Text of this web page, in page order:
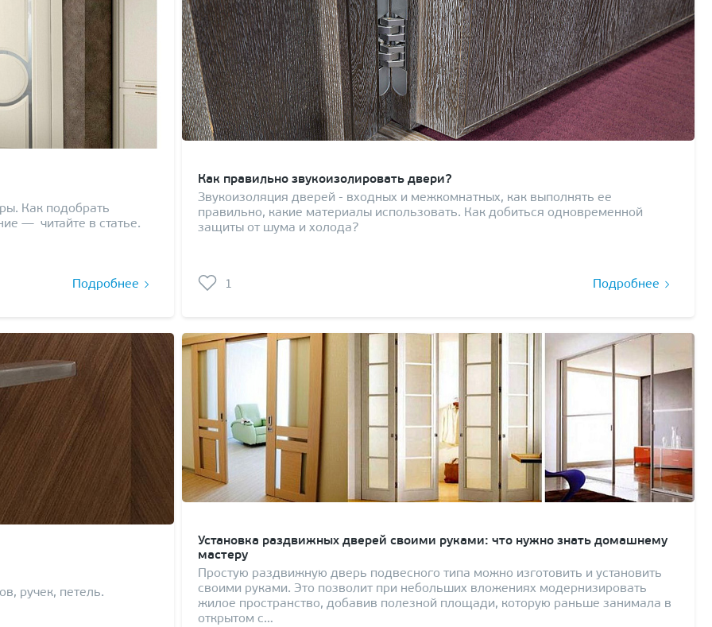
Как подобрать
— читайте в статье.
Подробнее
Как правильно звукоизолировать двери?
Звукоизоляция дверей - входных и межкомнатных, как выполнять ее
правильно, какие материалы использовать. Как добиться одновременной
защиты от шума и холода?
1 Подробнее
ручек, петель.
Установка раздвижных дверей своими руками: что нужно знать домашнему
мастеру
Простую раздвижную дверь подвесного типа можно изготовить и установить
своими руками. Это позволит при небольших вложениях модернизировать
жилое пространство, добавив полезной площади, которую раньше занимала в
открытом с…